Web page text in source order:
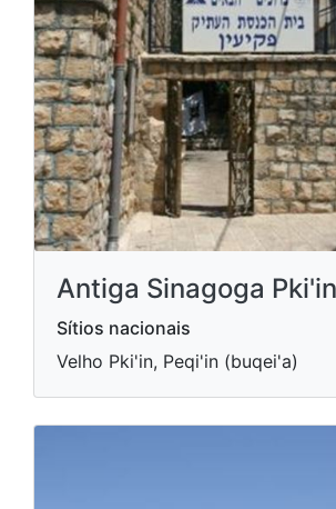
Antiga Sinagoga Pki'in
Sítios nacionais
Velho Pki'in, Peqi'in (buqei'a)